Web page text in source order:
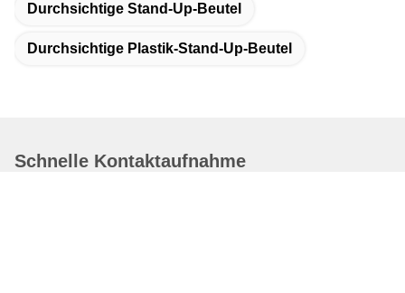
Durchsichtige Stand-Up-Beutel
Durchsichtige Plastik-Stand-Up-Beutel
Schnelle Kontaktaufnahme